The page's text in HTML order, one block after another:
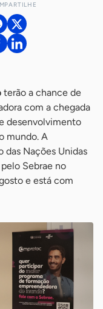
terão a chance de
com a chegada
desenvolvimento
mundo. A
das Nações Unidas
Sebrae no
e está com